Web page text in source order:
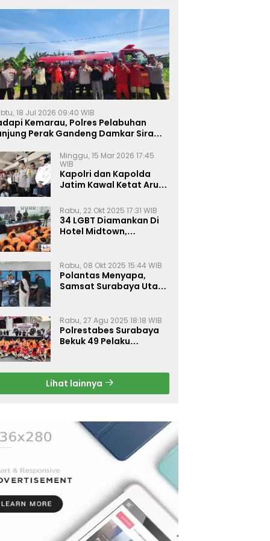
18 Jul 2026 09:40 WIB
Kemarau, Polres Pelabuhan
Perak Gandeng Damkar Siram
Minggu, 15 Mar 2026 17:45
WIB
Kapolri dan Kapolda
Jatim Kawal Ketat Arus
Rabu, 22 Okt 2025 17:31 WIB
34 LGBT Diamankan Di
Hotel Midtown,
Rabu, 08 Okt 2025 15:44 WIB
Polantas Menyapa,
Samsat Surabaya Utara
Rabu, 27 Agu 2025 18:18 WIB
Polrestabes Surabaya
Bekuk 49 Pelaku
Gratis
Lihat lainnya